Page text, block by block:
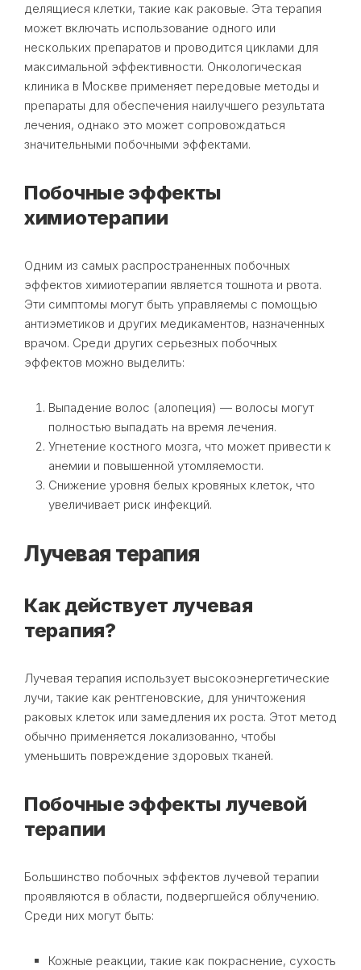
делящиеся клетки, такие как раковые. Эта терапия
может включать использование одного или
нескольких препаратов и проводится циклами для
максимальной эффективности. Онкологическая
клиника в Москве применяет передовые методы и
препараты для обеспечения наилучшего результата
лечения, однако это может сопровождаться
значительными побочными эффектами.
Побочные эффекты
химиотерапии
Одним из самых распространенных побочных
эффектов химиотерапии является тошнота и рвота.
Эти симптомы могут быть управляемы с помощью
антиэметиков и других медикаментов, назначенных
врачом. Среди других серьезных побочных
эффектов можно выделить:
Выпадение волос (алопеция) — волосы могут
полностью выпадать на время лечения.
Угнетение костного мозга, что может привести к
анемии и повышенной утомляемости.
Снижение уровня белых кровяных клеток, что
увеличивает риск инфекций.
Лучевая терапия
Как действует лучевая
терапия?
Лучевая терапия использует высокоэнергетические
лучи, такие как рентгеновские, для уничтожения
раковых клеток или замедления их роста. Этот метод
обычно применяется локализованно, чтобы
уменьшить повреждение здоровых тканей.
Побочные эффекты лучевой
терапии
Большинство побочных эффектов лучевой терапии
проявляются в области, подвергшейся облучению.
Среди них могут быть:
Кожные реакции, такие как покраснение, сухость